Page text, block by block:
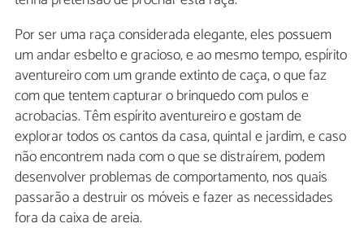
Por ser uma raça considerada elegante, eles possuem
um andar esbelto e gracioso, e ao mesmo tempo, espírito
aventureiro com um grande extinto de caça, o que faz
com que tentem capturar o brinquedo com pulos e
acrobacias. Têm espírito aventureiro e gostam de
explorar todos os cantos da casa, quintal e jardim, e caso
não encontrem nada com o que se distraírem, podem
desenvolver problemas de comportamento, nos quais
passarão a destruir os móveis e fazer as necessidades
fora da caixa de areia.